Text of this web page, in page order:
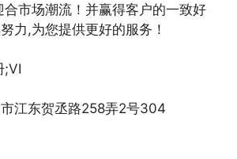
市场潮流！并赢得客户的一致好
力,为您提供更好的服务！
;VI
江东贺丞路258弄2号304